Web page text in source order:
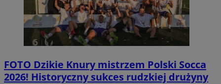
FOTO Dzikie Knury mistrzem Polski Socca
2026! Historyczny sukces rudzkiej drużyny